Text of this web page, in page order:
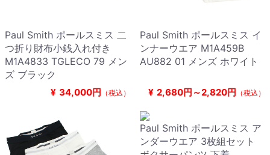
Paul Smith ポールスミス 二
つ折り財布小銭入れ付き
M1A4833 TGLECO 79 メン
ズ ブラック
¥ 34,000円 （税込）
Paul Smith ポールスミス イ
ンナーウエア M1A459B
AU882 01 メンズ ホワイト
¥ 2,680円～2,820円 （税込）
Paul Smith ポールスミス ア
ンダーウエア 3枚組セット